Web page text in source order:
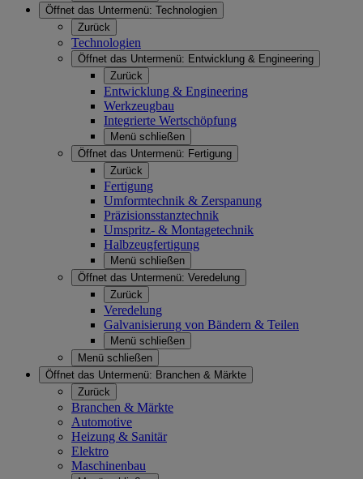
Öffnet das Untermenü: Technologien
Zurück
Technologien
Öffnet das Untermenü: Entwicklung & Engineering
Zurück
Entwicklung & Engineering
Werkzeugbau
Integrierte Wertschöpfung
Menü schließen
Öffnet das Untermenü: Fertigung
Zurück
Fertigung
Umformtechnik & Zerspanung
Präzisionsstanztechnik
Umspritz- & Montagetechnik
Halbzeugfertigung
Menü schließen
Öffnet das Untermenü: Veredelung
Zurück
Veredelung
Galvanisierung von Bändern & Teilen
Menü schließen
Menü schließen
Öffnet das Untermenü: Branchen & Märkte
Zurück
Branchen & Märkte
Automotive
Heizung & Sanitär
Elektro
Maschinenbau